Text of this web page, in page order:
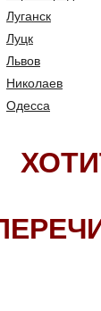
Луганск
Луцк
Львов
Николаев
Одесса